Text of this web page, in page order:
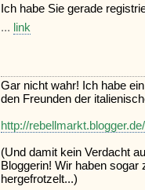
Ich habe Sie gerade
... link
Gar nicht wahr! Ich habe
den Freunden der
http://
(Und damit kein Verdacht
Bloggerin! Wir haben
hergefrotzelt...)